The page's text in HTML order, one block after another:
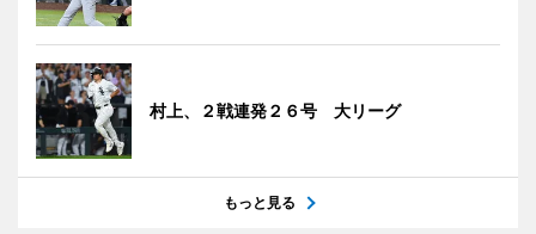
村上、２戦連発２６号 大リーグ
もっと見る